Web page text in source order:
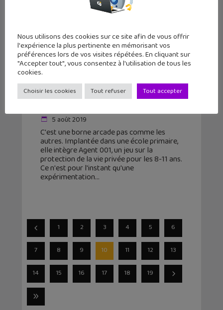
Agent 001, le Serious Game pour les
8-11 ans sur la protection de la vie
privée
5 août 2019
C'est une borne arcade pas comme les
autres. Implantée dans une école primaire,
elle intègre Agent 001, un jeu sur la
protection de la vie privée pour les 8-11 ans.
Ce n'est pour l'instant qu'une
expérimentation
1 2 3 4 5 6
7 8 9 10 11 12 13
14 15 16 17 18 19
Nous utilisons des cookies sur ce site afin de vous offrir
l'expérience la plus pertinente en mémorisant vos
préférences lors de vos visites répétées. En cliquant sur
"Accepter tout", vous consentez à l'utilisation de tous les
cookies.
Choisir les cookies Tout refuser Tout accepter